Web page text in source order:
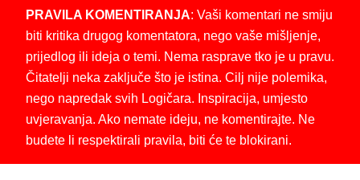
PRAVILA KOMENTIRANJA: Vaši komentari ne smiju
biti kritika drugog komentatora, nego vaše mišljenje,
prijedlog ili ideja o temi. Nema rasprave tko je u pravu.
Čitatelji neka zaključe što je istina. Cilj nije polemika,
nego napredak svih Logičara. Inspiracija, umjesto
uvjeravanja. Ako nemate ideju, ne komentirajte. Ne
budete li respektirali pravila, biti će te blokirani.